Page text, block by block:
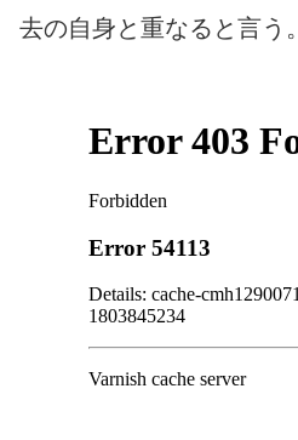
去の自身と重なると言う。